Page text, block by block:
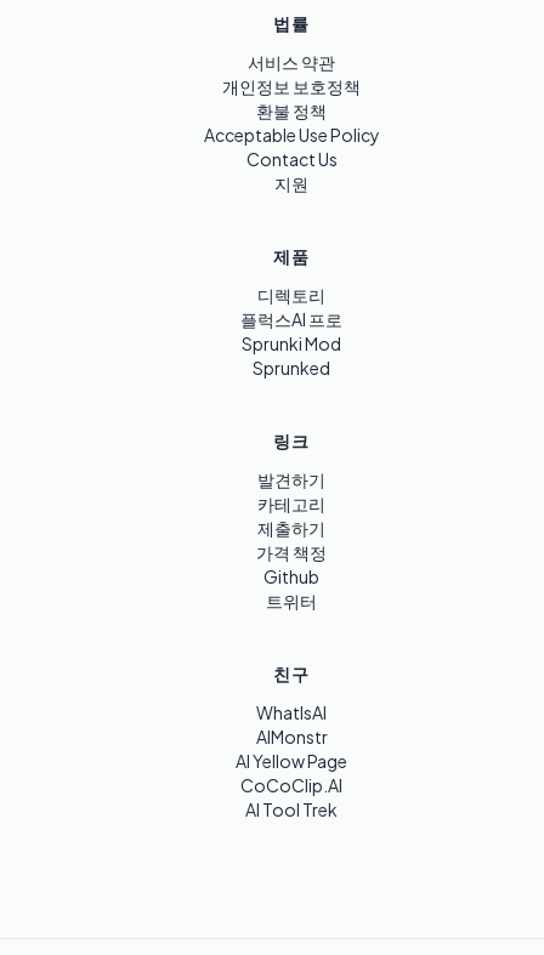
법률
서비스 약관
개인정보 보호정책
환불 정책
Acceptable Use Policy
Contact Us
지원
제품
디렉토리
플럭스AI 프로
Sprunki Mod
Sprunked
링크
발견하기
카테고리
제출하기
가격 책정
Github
트위터
친구
WhatIsAI
AIMonstr
AI Yellow Page
CoCoClip.AI
AI Tool Trek